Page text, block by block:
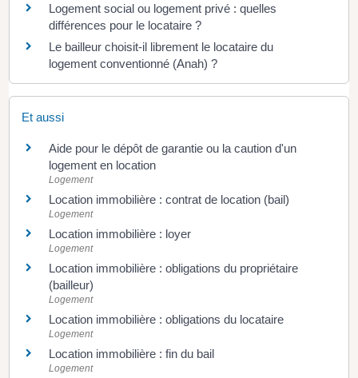
Logement social ou logement privé : quelles
différences pour le locataire ?
Le bailleur choisit-il librement le locataire du
logement conventionné (Anah) ?
Et aussi
Aide pour le dépôt de garantie ou la caution d'un
logement en location
Logement
Location immobilière : contrat de location (bail)
Logement
Location immobilière : loyer
Logement
Location immobilière : obligations du propriétaire
(bailleur)
Logement
Location immobilière : obligations du locataire
Logement
Location immobilière : fin du bail
Logement